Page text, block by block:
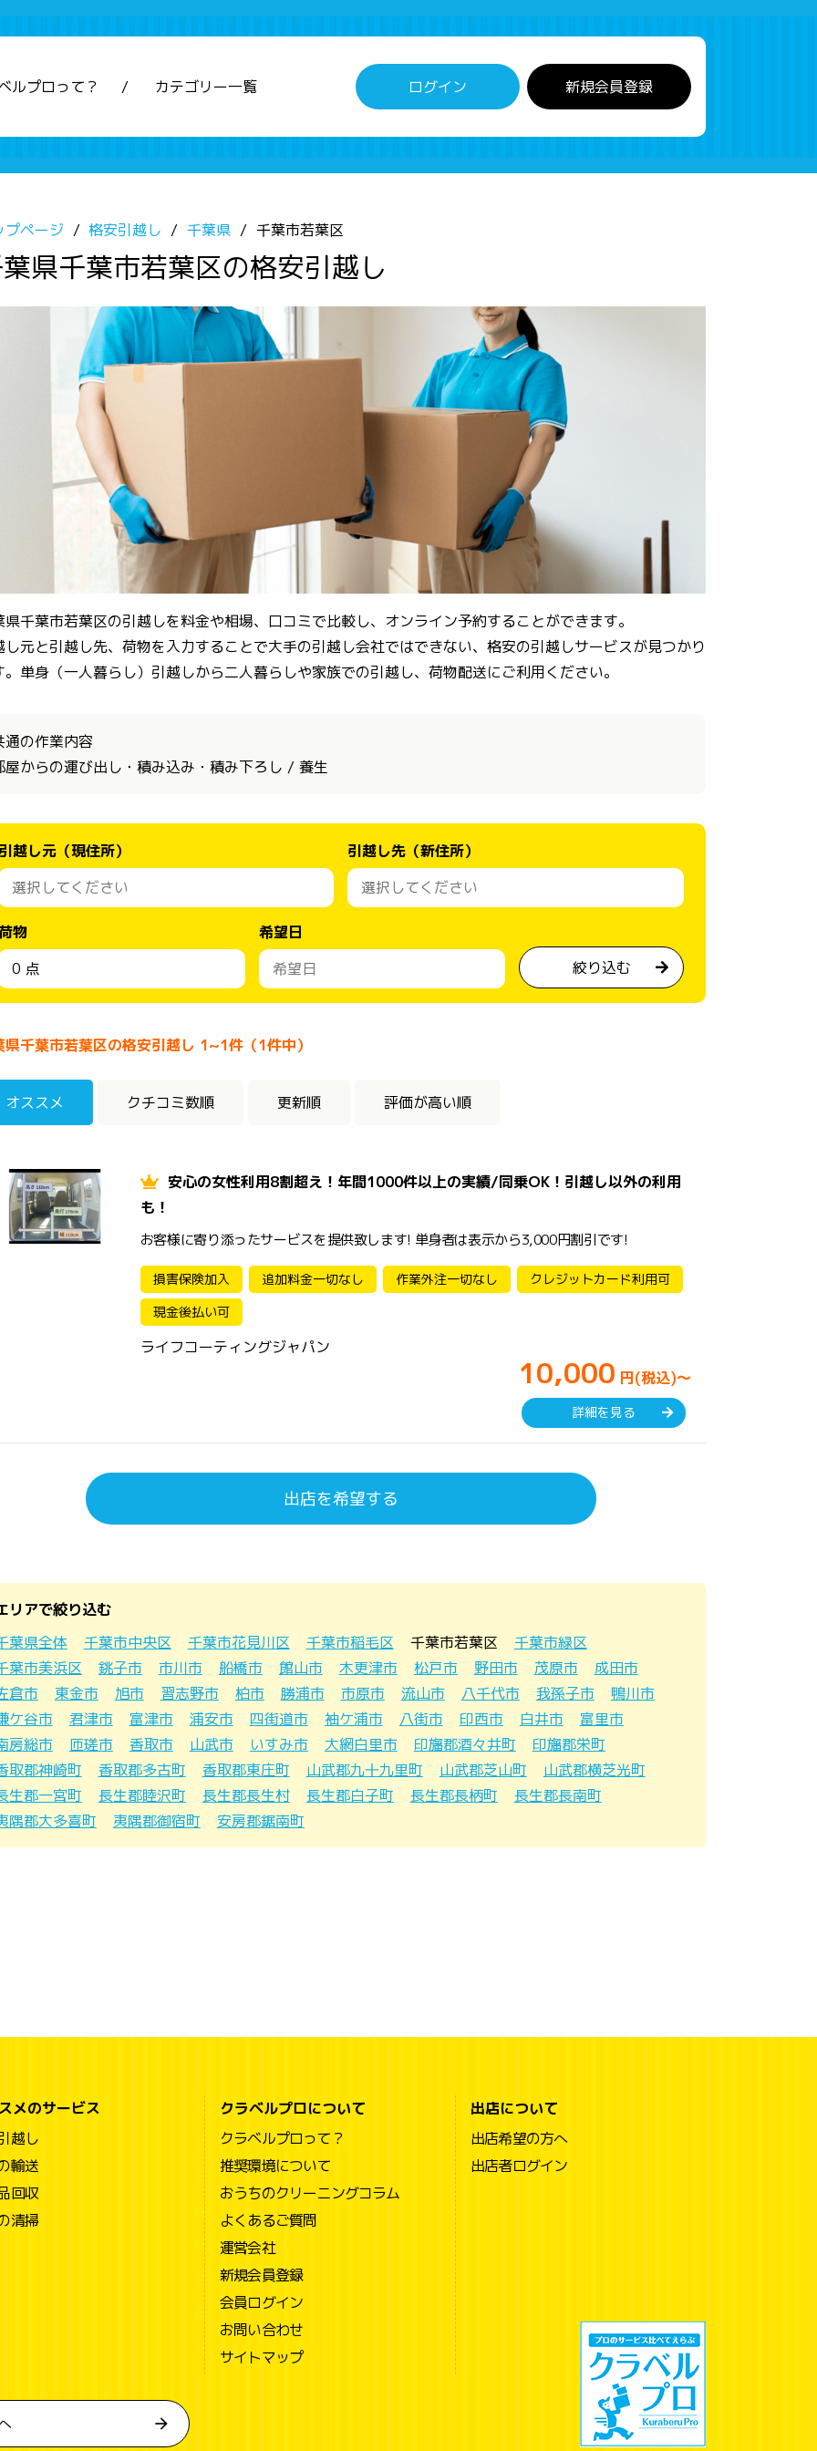
ルプロって？ カテゴリー一覧 ログイン 新規会員登録
プページ 格安引越し 千葉県 千葉市若葉区
県千葉市若葉区の格安引越し
県千葉市若葉区の引越しを料金や相場、口コミで比較し、オンライン予約することができます。
し元と引越し先、荷物を入力することで大手の引越し会社ではできない、格安の引越しサービスが見つかり
。単身（一人暮らし）引越しから二人暮らしや家族での引越し、荷物配送にご利用ください。
通の作業内容
屋からの運び出し・積み込み・積み下ろし / 養生
越し元（現住所） 引越し先（新住所）
物
希望日
絞り込む
県千葉市若葉区の格安引越し 1~1件（1件中）
オススメ クチコミ数順 更新順 評価が高い順
安心の女性利用8割超え！年間1000件以上の実績/同乗OK！引越し以外の利用
も！
お客様に寄り添ったサービスを提供致します! 単身者は表示から3,000円割引です!
損害保険加入 追加料金一切なし 作業外注一切なし
クレジットカード利用可
現金後払い可
ライフコーティングジャパン
10,000 円(税込)～
詳細を見る
出店を希望する
リアで絞り込む
葉県全体
千葉市中央区 千葉市花見川区 千葉市稲毛区 千葉市若葉区
千葉市緑区
葉市美浜区
銚子市 市川市 船橋市 館山市 木更津市 松戸市 野田市 茂原市
成田市
倉市
東金市 旭市 習志野市 柏市 勝浦市 市原市 流山市 八千代市 我孫子市
鴨川市
ケ谷市
君津市 富津市 浦安市 四街道市 袖ケ浦市 八街市 印西市 白井市
富里市
房総市
匝瑳市 香取市 山武市 いすみ市 大網白里市 印旛郡酒々井町
印旛郡栄町
取郡神崎町
香取郡多古町 香取郡東庄町 山武郡九十九里町 山武郡芝山町
山武郡横芝光町
生郡一宮町
長生郡睦沢町 長生郡長生村 長生郡白子町 長生郡長柄町
長生郡長南町
隅郡大多喜町
夷隅郡御宿町 安房郡鋸南町
メのサービス
越し
輸送
回収
清掃
クラベルプロについて
クラベルプロって？
推奨環境について
おうちのクリーニングコラム
よくあるご質問
運営会社
新規会員登録
会員ログイン
お問い合わせ
サイトマップ
出店について
出店希望の方へ
出店者ログイン